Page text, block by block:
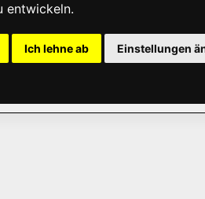
entwickeln.
Ich lehne ab Einstellungen